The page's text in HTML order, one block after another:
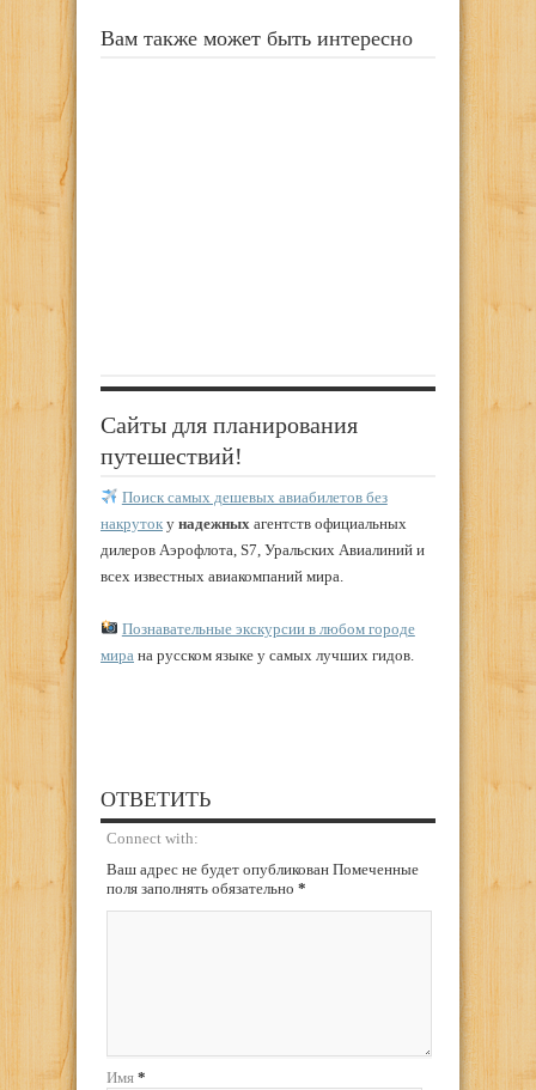
Вам также может быть интересно
Сайты для планирования
путешествий!
Поиск самых дешевых авиабилетов без
накруток у надежных агентств официальных
дилеров Аэрофлота, S7, Уральских Авиалиний и
всех известных авиакомпаний мира.
Познавательные экскурсии в любом городе
мира на русском языке у самых лучших гидов.
ОТВЕТИТЬ
Connect with:
Ваш адрес не будет опубликован Помеченные
поля заполнять обязательно *
Имя *